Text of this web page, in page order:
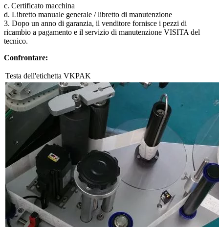
c. Certificato macchina
d. Libretto manuale generale / libretto di manutenzione
3. Dopo un anno di garanzia, il venditore fornisce i pezzi di
ricambio a pagamento e il servizio di manutenzione VISITA del
tecnico.
Confrontare:
Testa dell'etichetta VKPAK